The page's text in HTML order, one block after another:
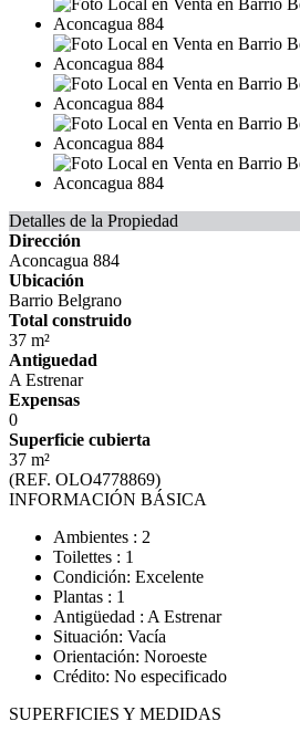
Detalles de la Propiedad
Dirección
Aconcagua 884
Ubicación
Barrio Belgrano
Total construido
37 m²
Antiguedad
A Estrenar
Expensas
0
Superficie cubierta
37 m²
(REF. OLO4778869)
INFORMACIÓN BÁSICA
Ambientes : 2
Toilettes : 1
Condición: Excelente
Plantas : 1
Antigüedad : A Estrenar
Situación: Vacía
Orientación: Noroeste
Crédito: No especificado
SUPERFICIES Y MEDIDAS